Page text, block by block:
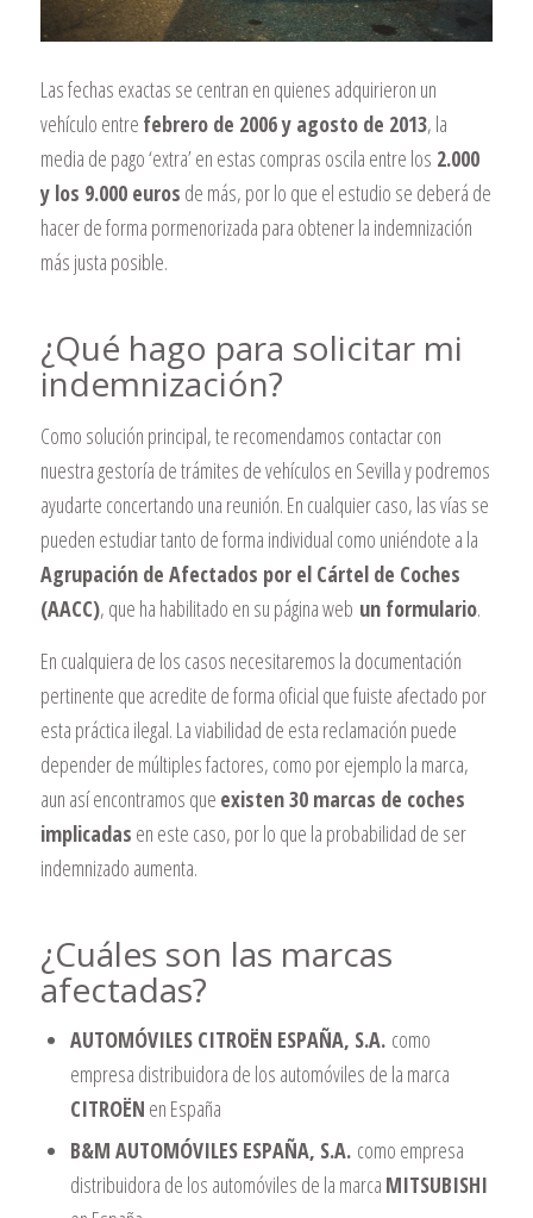
Las fechas exactas se centran en quienes adquirieron un
vehículo entre febrero de 2006 y agosto de 2013, la
media de pago ‘extra’ en estas compras oscila entre los 2.000
y los 9.000 euros de más, por lo que el estudio se deberá de
hacer de forma pormenorizada para obtener la indemnización
más justa posible.
¿Qué hago para solicitar mi
indemnización?
Como solución principal, te recomendamos contactar con
nuestra gestoría de trámites de vehículos en Sevilla y podremos
ayudarte concertando una reunión. En cualquier caso, las vías se
pueden estudiar tanto de forma individual como uniéndote a la
Agrupación de Afectados por el Cártel de Coches
(AACC), que ha habilitado en su página web un formulario.
En cualquiera de los casos necesitaremos la documentación
pertinente que acredite de forma oficial que fuiste afectado por
esta práctica ilegal. La viabilidad de esta reclamación puede
depender de múltiples factores, como por ejemplo la marca,
aun así encontramos que existen 30 marcas de coches
implicadas en este caso, por lo que la probabilidad de ser
indemnizado aumenta.
¿Cuáles son las marcas
afectadas?
AUTOMÓVILES CITROËN ESPAÑA, S.A.como
empresa distribuidora de los automóviles de la marca
CITROËN en España
B&M AUTOMÓVILES ESPAÑA, S.A.como empresa
distribuidora de los automóviles de la marca MITSUBISHI